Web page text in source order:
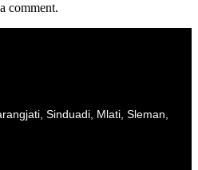
comment.
Sinduadi, Mlati, Sleman,